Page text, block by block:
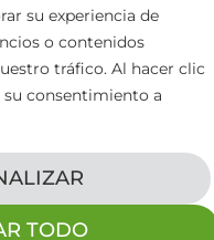
su experiencia de
o contenidos
tráfico. Al hacer clic
su consentimiento a
TODO
Orduña,